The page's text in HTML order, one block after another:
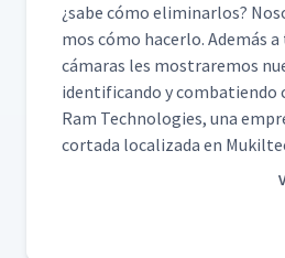
¿sabe cómo elim­i­nar­los?
mos cómo hac­er­lo. Además
cámaras les mostraremos
iden­ti­f­i­can­do y com­bat­ien­do
Ram Tech­nolo­gies, una
cor­ta­da local­iza­da en